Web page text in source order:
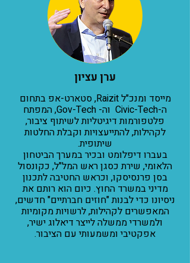
ערן עציון
מייסד ומנכ"ל Raizit, סטארט-אפ בתחום
ה-Civic-Tech וה- Gov-Tech, המפתח
פלטפורמות דיגיטליות לשיתוף ציבור,
לקהילות, להתייעצויות וקבלת החלטות
שיתופית.
בעברו דיפלומט ובכיר במערך הביטחון
הלאומי, שירת כסגן ראש המל"ל, כקונסול
בסן פרנסיסקו, וכראש החטיבה לתכנון
מדיני במשרד החוץ. כיום הוא רותם את
ניסיונו כדי לבנות "חוזים חברתיים" חדשים,
המאפשרים לקהילות, לרשויות מקומיות
ולמשרדי ממשלה לייצר דיאלוג ישיר,
אפקטיבי ומשמעותי עם הציבור.